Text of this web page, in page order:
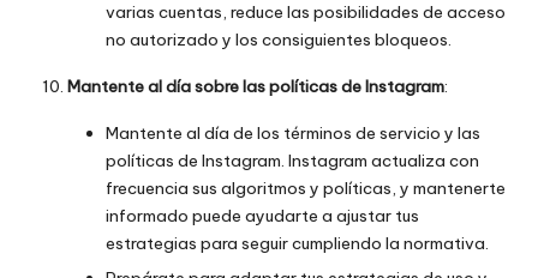
varias cuentas, reduce las posibilidades de acceso
no autorizado y los consiguientes bloqueos.
Mantente al día sobre las políticas de Instagram:
Mantente al día de los términos de servicio y las
políticas de Instagram. Instagram actualiza con
frecuencia sus algoritmos y políticas, y mantenerte
informado puede ayudarte a ajustar tus
estrategias para seguir cumpliendo la normativa.